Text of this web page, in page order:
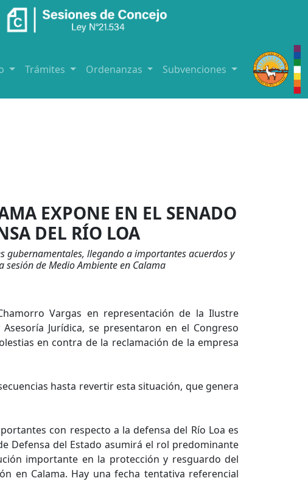
Trámites Ordenanzas Subvenciones
EXPONE EN EL SENADO
DEL RÍO LOA
gubernamentales, llegando a importantes acuerdos y
de Medio Ambiente en Calama
Vargas en representación de la Ilustre
Jurídica, se presentaron en el Congreso
en contra de la reclamación de la empresa
hasta revertir esta situación, que genera
con respecto a la defensa del Río Loa es
Defensa del Estado asumirá el rol predominante
importante en la protección y resguardo del
en Calama. Hay una fecha tentativa referencial